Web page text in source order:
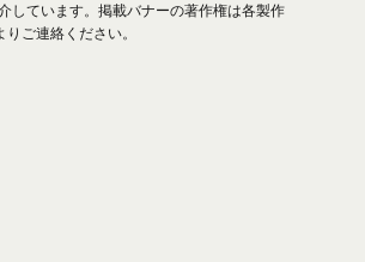
しています。掲載バナーの著作権は各製作
りご連絡ください。